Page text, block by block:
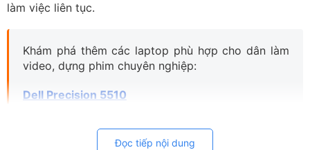
làm việc liên tục.
Khám phá thêm các laptop phù hợp cho dân làm
video, dựng phim chuyên nghiệp:
Dell Precision 5510
Đọc tiếp nội dung